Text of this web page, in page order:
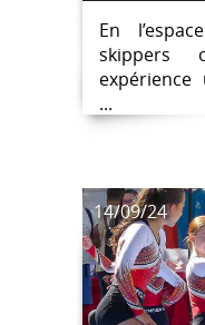
En
expérience
...
14/09/24